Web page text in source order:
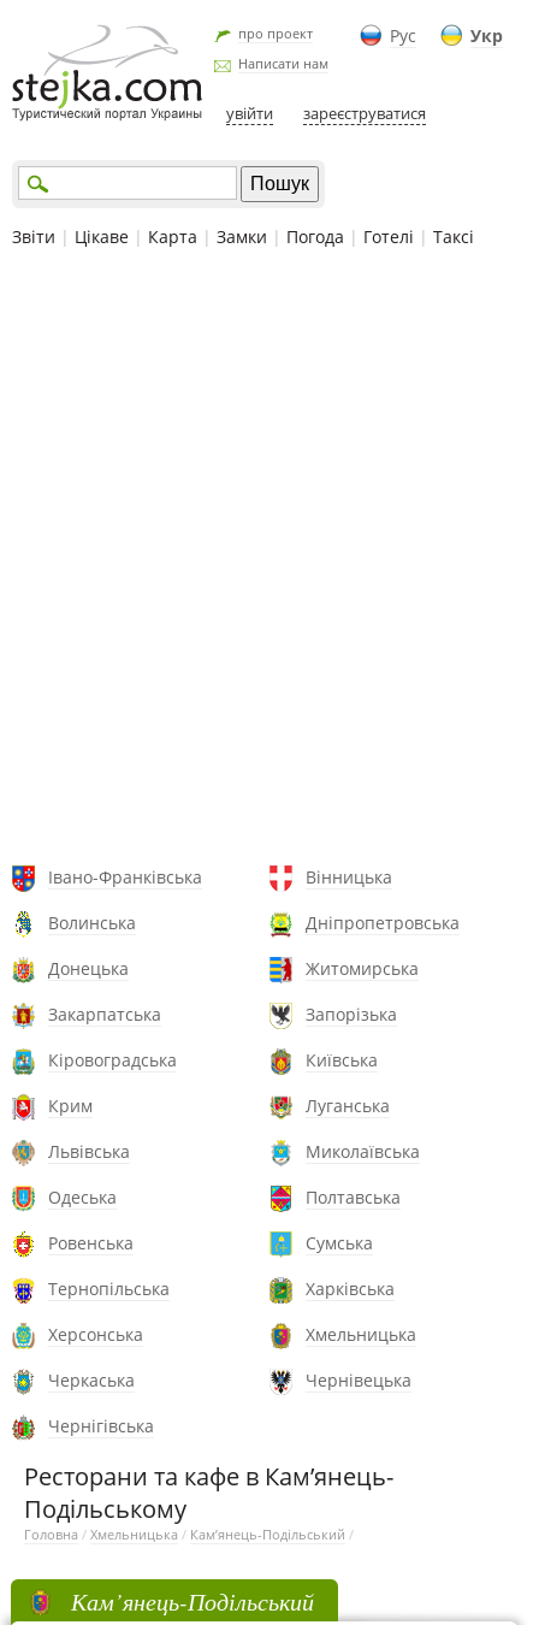
Рус Укр
про проект
Написати нам
увійти зареєструватися
Звіти | Цікаве | Карта | Замки | Погода | Готелі | Таксі
Івано-Франківська
Вінницька
Волинська
Дніпропетровська
Донецька
Житомирська
Закарпатська
Запорізька
Кіровоградська
Київська
Крим
Луганська
Львівська
Миколаївська
Одеська
Полтавська
Ровенська
Сумська
Тернопільська
Харківська
Херсонська
Хмельницька
Черкаська
Чернівецька
Чернігівська
Ресторани та кафе в Кам’янець-
Подільському
Головна / Хмельницька / Кам’янець-Подільський /
Кам’янець-Подільський